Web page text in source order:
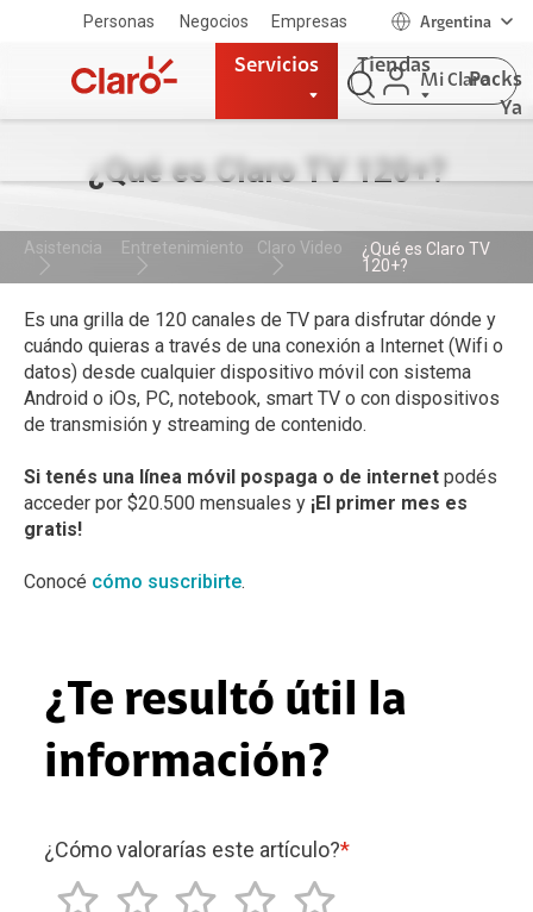
Personas Negocios Empresas Argentina
Servicios Tiendas
Packs
Ya
Mi Claro
¿Qué es Claro TV 120+?
Asistencia Entretenimiento Claro Video
¿Qué es Claro TV
120+?
Es una grilla de 120 canales de TV para disfrutar dónde y
cuándo quieras a través de una conexión a Internet (Wifi o
datos) desde cualquier dispositivo móvil con sistema
Android o iOs, PC, notebook, smart TV o con dispositivos
de transmisión y streaming de contenido.
Si tenés una línea móvil pospaga o de internet podés
acceder por $20.500 mensuales y ¡El primer mes es
gratis!
Conocé cómo suscribirte.
¿Te resultó útil la
información?
¿Cómo valorarías este artículo?*